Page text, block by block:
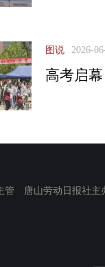
图说 2026-
高考启
管 唐山劳动日报社主